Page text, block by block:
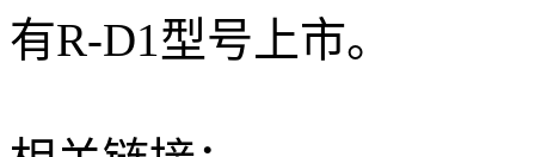
有R-D1型号上市。